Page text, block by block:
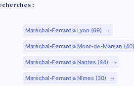
:
Maréchal-Ferrant à Lyon (69)
Maréchal-Ferrant à Mont-de-Marsan
Maréchal-Ferrant à Nantes (44)
Maréchal-Ferrant à Nîmes (30)